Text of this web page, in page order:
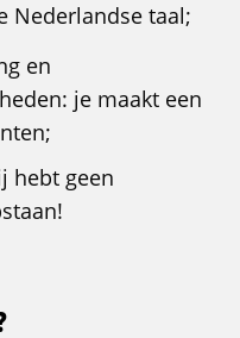
Nederlandse taal;
en
je maakt een
hebt geen